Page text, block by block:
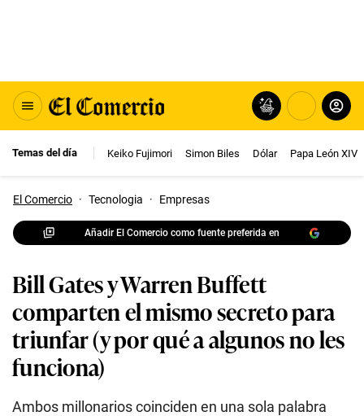
Temas del día Keiko Fujimori Simon Biles Dólar Papa León XIV
El Comercio · Tecnologia · Empresas
Añadir El Comercio como fuente preferida en
Bill Gates y Warren Buffett
comparten el mismo secreto para
triunfar (y por qué a algunos no les
funciona)
Ambos millonarios coinciden en una sola palabra